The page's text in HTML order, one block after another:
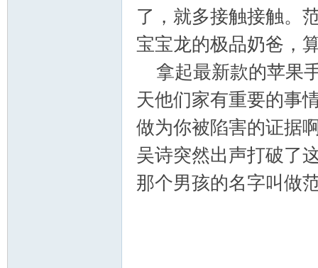
了，就多接触接触。
宝宝龙的极品奶爸，
拿起最新款的苹果
天他们家有重要的事
做为你被陷害的证据
吴诗突然出声打破了
那个男孩的名字叫做